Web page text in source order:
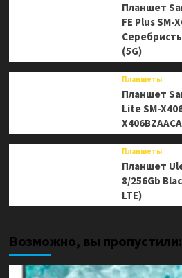
Планшет
FE Plus SM-
(5G)
Планшеты
Планшет
Lite SM-
Планшеты
Планшет
8/256Gb
LTE)
Возможно, вы пропустили: